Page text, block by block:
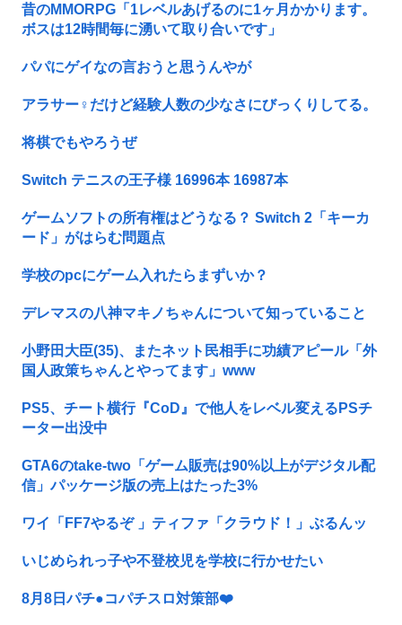
昔のMMORPG「1レベルあげるのに1ヶ月かかります。
ボスは12時間毎に湧いて取り合いです」
パパにゲイなの言おうと思うんやが
アラサー♀だけど経験人数の少なさにびっくりしてる。
将棋でもやろうぜ
Switch テニスの王子様 16996本 16987本
ゲームソフトの所有権はどうなる？ Switch 2「キーカ
ード」がはらむ問題点
学校のpcにゲーム入れたらまずいか？
デレマスの八神マキノちゃんについて知っていること
小野田大臣(35)、またネット民相手に功績アピール「外
国人政策ちゃんとやってます」www
PS5、チート横行『CoD』で他人をレベル変えるPSチ
ーター出没中
GTA6のtake-two「ゲーム販売は90%以上がデジタル配
信」パッケージ版の売上はたった3%
ワイ「FF7やるぞ 」ティファ「クラウド！」ぶるんッ
いじめられっ子や不登校児を学校に行かせたい
8月8日パチ●コパチスロ対策部❤️